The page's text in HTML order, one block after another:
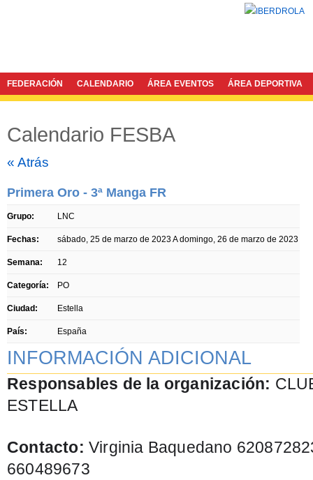
FEDERACIÓN CALENDARIO ÁREA EVENTOS ÁREA DEPORTIVA
Calendario FESBA
« Atrás
Primera Oro - 3ª Manga FR
Grupo: LNC
Fechas: sábado, 25 de marzo de 2023Adomingo, 26 de marzo de 2023
Semana: 12
Categoría: PO
Ciudad: Estella
País: España
INFORMACIÓN ADICIONAL
Responsables de la organización:
ESTELLA
Contacto: Virginia Baquedano
660489673